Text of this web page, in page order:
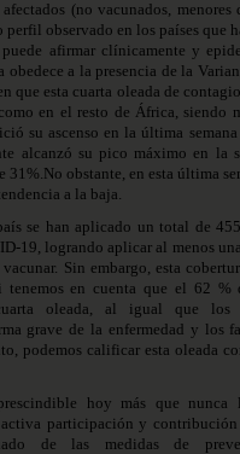
(no vacunados, menores
observado en los países que
afirmar clínicamente y
obedece a la presencia de la
que esta cuarta oleada de
en el resto de África, siendo
su ascenso en la última
alcanzó su pico máximo en la
obstante, en esta última
a la baja.
se han aplicado un total de
19, logrando aplicar al menos
Sin embargo, esta
tenemos en cuenta que el 62 %
oleada, al igual que los
grave de la enfermedad y los
podemos calificar esta oleada
hoy más que nunca
participación y contribución
de las medidas de